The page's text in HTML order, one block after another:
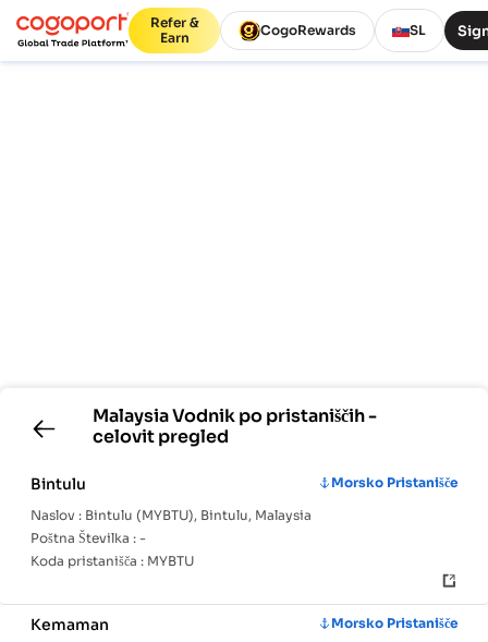
Refer &
Earn
CogoRewards SL
MalaysiaVodnik po pristaniščih -
celovit pregled
Bintulu
Morsko Pristanišče
Naslov : Bintulu (MYBTU), Bintulu, Malaysia
Poštna Številka : -
Koda pristanišča : MYBTU
Kemaman
Morsko Pristanišče